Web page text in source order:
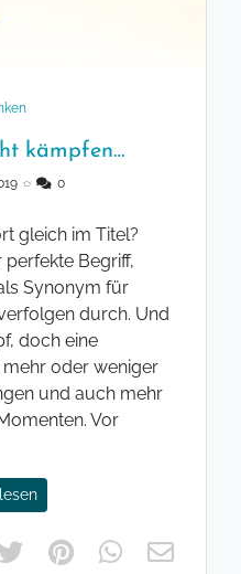
kämpfen…
◌ 0
gleich im Titel?
perfekte Begriff,
Synonym für
durch. Und
doch eine
oder weniger
und auch mehr
Vor